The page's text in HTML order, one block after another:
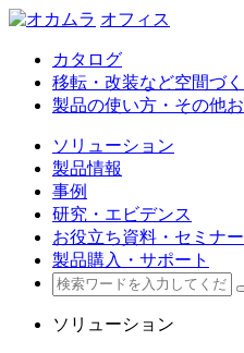
オフィス
カタログ
移転・改装など空間づ
製品の使い方・その他
ソリューション
製品情報
事例
研究・エビデンス
お役立ち資料・セミナー
製品購入・サポート
ソリューション